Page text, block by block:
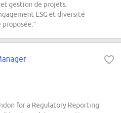
gestion de projets.
ESG et diversité
for a Regulatory Reporting